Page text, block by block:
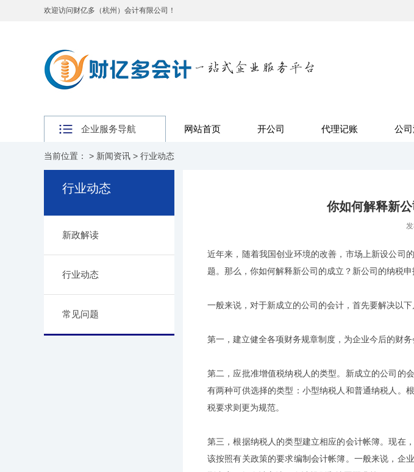
欢迎访问财亿多（杭州）会计有限公司！
企业服务导航 网站首页 开公司 代理记账 公
当前位置： > 新闻资讯 > 行业动态
行业动态
新政解读
行业动态
常见问题
你如何解释新
近年来，随着我国创业环境的改善，市场上新设公司
题。那么，你如何解释新公司的成立？新公司的纳税
一般来说，对于新成立的公司的会计，首先要解决以下
第一，建立健全各项财务规章制度，为企业今后的财
第二，应批准增值税纳税人的类型。新成立的公司的
有两种可供选择的类型：小型纳税人和普通纳税人。
税要求则更为规范。
第三，根据纳税人的类型建立相应的会计帐簿。现在
该按照有关政策的要求编制会计帐簿。一般来说，企